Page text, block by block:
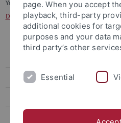
You are here: Startseite
...
DAAD-Projekt „Exploring the Feminine
AIWG Longterm: Normativität des
TP4: Der Beweis aus der Schrift/
page. When you accept
playback, third-party
additional cookies for
purposes and your data
third party’s other
Essential